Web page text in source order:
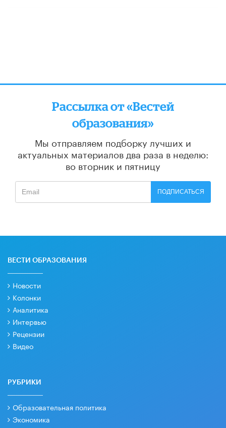
Рассылка от «Вестей
образования»
Мы отправляем подборку лучших и
актуальных материалов два раза в неделю:
во вторник и пятницу
ПОДПИСАТЬСЯ
ВЕСТИ ОБРАЗОВАНИЯ
Новости
Колонки
Аналитика
Интервью
Рецензии
Видео
РУБРИКИ
Образовательная политика
Экономика